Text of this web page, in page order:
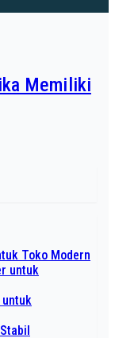
Memiliki
Toko Modern
untuk
untuk